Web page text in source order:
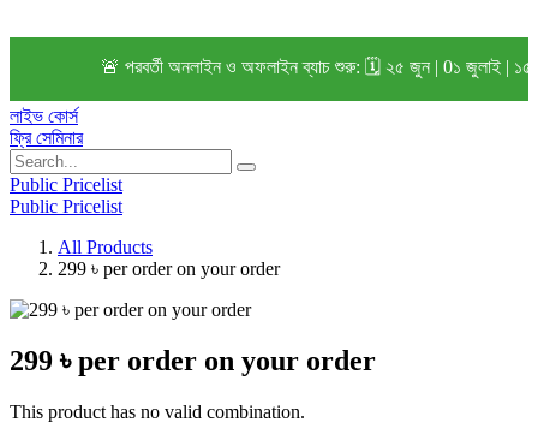
🚨 পরবর্তী অনলাইন ও অফলাইন ব্যাচ শুরু: 🗓️ ২৫ জুন | 0১ জুলাই | ১৫
লাইভ কোর্স
ফ্রি সেমিনার
Public Pricelist
Public Pricelist
All Products
299 ৳ per order on your order
299 ৳ per order on your order
This product has no valid combination.